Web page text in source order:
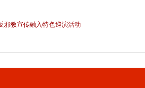
邪教宣传融入特色巡演活动